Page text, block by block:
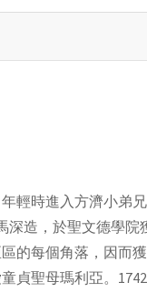
輕時進入方濟小
深造，於聖文德學
的每個角落，因而
貞聖母瑪利亞。